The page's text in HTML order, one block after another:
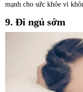
mạnh cho sức khỏe vì
9. Đi ngủ sớm